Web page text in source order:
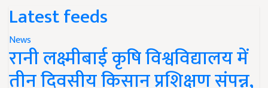
Latest feeds
News
रानी लक्ष्मीबाई कृषि विश्वविद्यालय में
तीन दिवसीय किसान प्रशिक्षण संपन्न,